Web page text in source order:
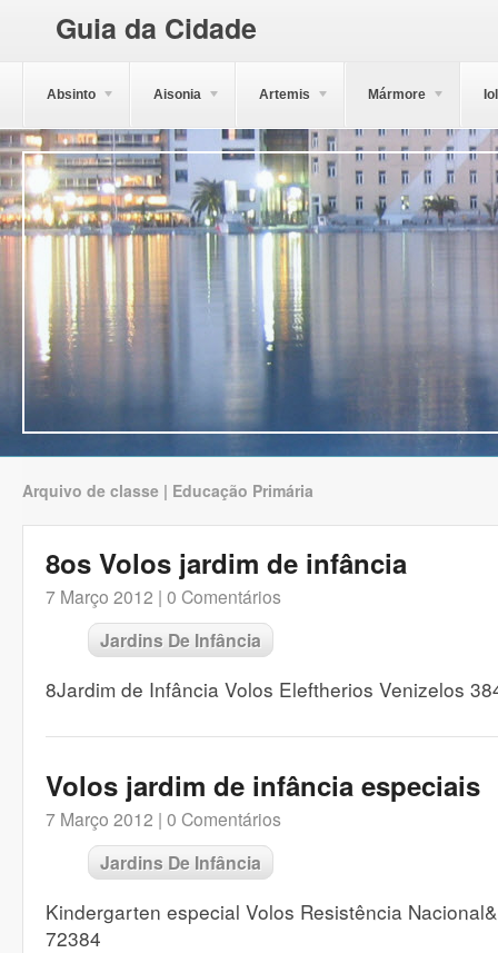
Guia da Cidade
Absinto Aisonia Artemis Mármore
Arquivo de classe | Educação Primária
8os Volos jardim de infância
7 Março 2012 | 0 Comentários
Jardins De Infância
8Jardim de Infância Volos Eleftherios Venizelos
Volos jardim de infância especiais
7 Março 2012 | 0 Comentários
Jardins De Infância
Kindergarten especial Volos Resistência
72384